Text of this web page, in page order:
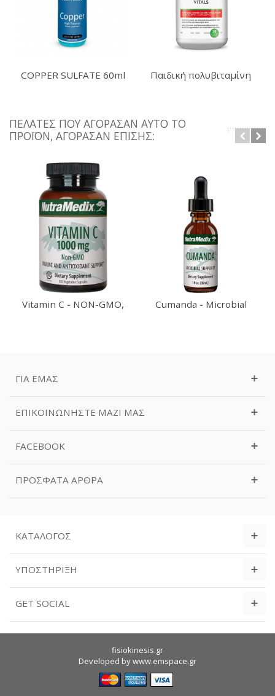
COPPER SULFATE 60ml
Παιδική πολυβιταμίνη
ΠΕΛΆΤΕΣ ΠΟΥ ΑΓΌΡΑΣΑΝ ΑΥΤΌ ΤΟ
ΠΡΟΪΌΝ, ΑΓΌΡΑΣΑΝ ΕΠΊΣΗΣ:
Vitamin C - NON-GMO,
Cumanda - Microbial
ΓΙΑ ΕΜΆΣ
ΕΠΙΚΟΙΝΩΝΉΣΤΕ ΜΑΖΊ ΜΑΣ
FACEBOOK
ΠΡΌΣΦΑΤΑ ΆΡΘΡΑ
ΚΑΤΆΛΟΓΟΣ
ΥΠΟΣΤΉΡΙΞΗ
GET SOCIAL
fisiokinesis.gr
Developed bywww.emspace.gr